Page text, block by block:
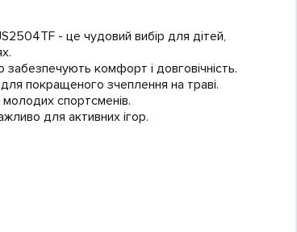
- це чудовий вибір для дітей,
забезпечують комфорт і довговічність.
покращеного зчеплення на траві.
спортсменів.
для активних ігор.